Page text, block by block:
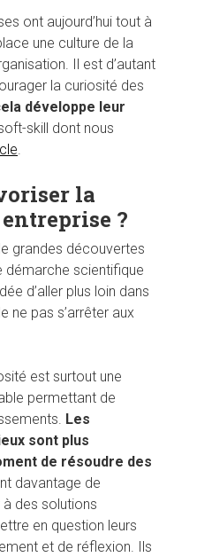
ont aujourd’hui tout à
une culture de la
Il est d’autant
la curiosité des
développe leur
skill dont nous
.
la
?
grandes découvertes
démarche scientifique
d’aller plus loin dans
ne pas s’arrêter aux
est surtout une
permettant de
Les
sont plus
de résoudre des
davantage de
des solutions
en question leurs
et de réflexion. Ils